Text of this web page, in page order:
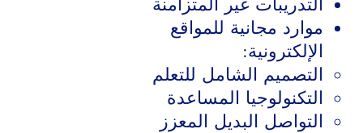
موارد مجانية للمواقع
الإلكترونية:
التصميم الشامل للتعلم
التكنولوجيا المساعدة
التواصل البديل المعزز